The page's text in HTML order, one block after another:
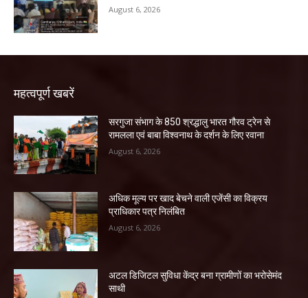
August 6, 2026
महत्वपूर्ण खबरें
सरगुजा संभाग के 850 श्रद्धालु भारत गौरव ट्रेन से
रामलला एवं बाबा विश्वनाथ के दर्शन के लिए रवाना
August 6, 2026
अधिक मूल्य पर खाद बेचने वाली एजेंसी का विक्रय
प्राधिकार पत्र निलंबित
August 6, 2026
अटल डिजिटल सुविधा केंद्र बना ग्रामीणों का भरोसेमंद
साथी